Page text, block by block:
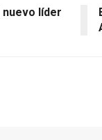
nuevo líder